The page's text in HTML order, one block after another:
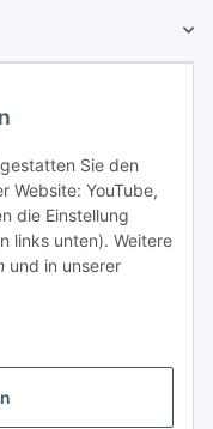
Sie den
Website: YouTube,
die Einstellung
links unten). Weitere
und in unserer